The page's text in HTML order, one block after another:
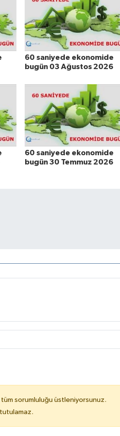
60 saniyede ekonomide
bugün 03 Ağustos 2026
60 saniyede ekonomide
bugün 30 Temmuz 2026
sorumluluğu üstleniyorsunuz.